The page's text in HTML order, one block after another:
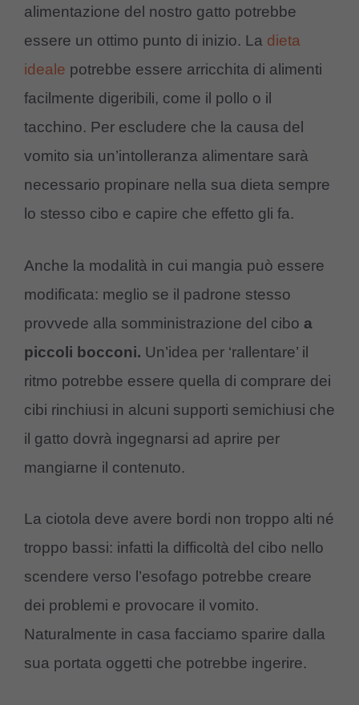
alimentazione del nostro gatto potrebbe
essere un ottimo punto di inizio. La dieta
ideale potrebbe essere arricchita di alimenti
facilmente digeribili, come il pollo o il
tacchino. Per escludere che la causa del
vomito sia un’intolleranza alimentare sarà
necessario propinare nella sua dieta sempre
lo stesso cibo e capire che effetto gli fa.
Anche la modalità in cui mangia può essere
modificata: meglio se il padrone stesso
provvede alla somministrazione del cibo a
piccoli bocconi. Un’idea per ‘rallentare’ il
ritmo potrebbe essere quella di comprare dei
cibi rinchiusi in alcuni supporti semichiusi che
il gatto dovrà ingegnarsi ad aprire per
mangiarne il contenuto.
La ciotola deve avere bordi non troppo alti né
troppo bassi: infatti la difficoltà del cibo nello
scendere verso l’esofago potrebbe creare
dei problemi e provocare il vomito.
Naturalmente in casa facciamo sparire dalla
sua portata oggetti che potrebbe ingerire.